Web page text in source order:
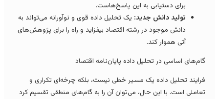
برای دستیابی به این پاسخ‌هاست.
تولید دانش جدید:یک تحلیل داده قوی و نوآورانه می‌تواند به
دانش موجود در رشته اقتصاد بیفزاید و راه را برای پژوهش‌های
آتی هموار کند.
اساسی در تحلیل داده پایان‌نامه اقتصاد
تحلیل داده یک مسیر خطی نیست، بلکه چرخه‌ای تکراری و
است. با این حال، می‌توان آن را به گام‌های منطقی تقسیم کرد